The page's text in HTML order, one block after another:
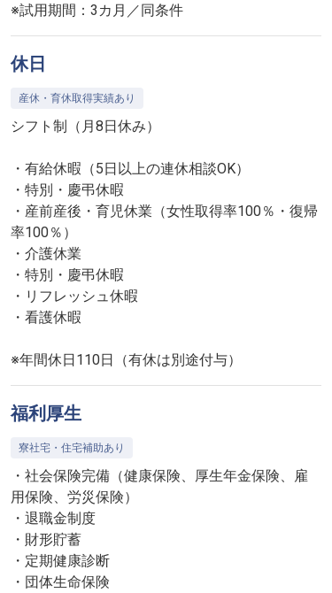
※試用期間：3カ月／同条件
休日
産休・育休取得実績あり
シフト制（月8日休み）
・有給休暇（5日以上の連休相談OK）
・特別・慶弔休暇
・産前産後・育児休業（女性取得率100％・復帰
率100％）
・介護休業
・特別・慶弔休暇
・リフレッシュ休暇
・看護休暇
※年間休日110日（有休は別途付与）
福利厚生
寮社宅・住宅補助あり
・社会保険完備（健康保険、厚生年金保険、雇
用保険、労災保険）
・退職金制度
・財形貯蓄
・定期健康診断
・団体生命保険